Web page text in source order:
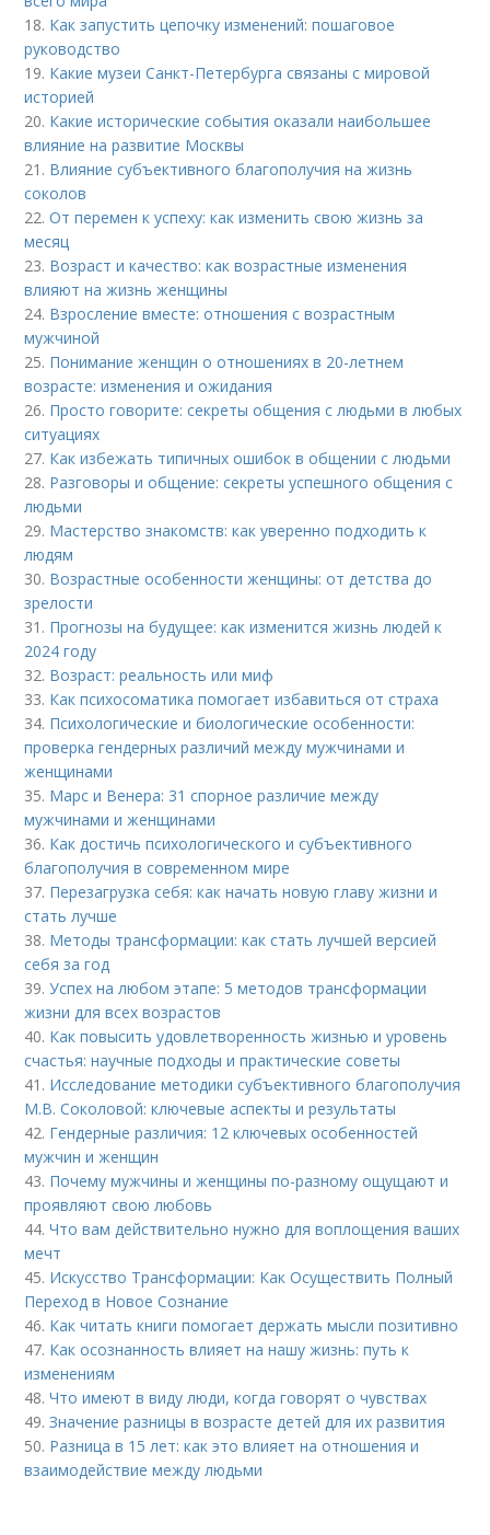
18. Как запустить цепочку изменений: пошаговое
руководство
19. Какие музеи Санкт-Петербурга связаны с мировой
историей
20. Какие исторические события оказали наибольшее
влияние на развитие Москвы
21. Влияние субъективного благополучия на жизнь
соколов
22.От перемен к успеху: как изменить свою жизнь за
месяц
23. Возраст и качество: как возрастные изменения
влияют на жизнь женщины
24. Взросление вместе: отношения с возрастным
мужчиной
25. Понимание женщин о отношениях в 20-летнем
возрасте: изменения и ожидания
26. Просто говорите: секреты общения с людьми в любых
ситуациях
27. Как избежать типичных ошибок в общении с людьми
28. Разговоры и общение: секреты успешного общения с
людьми
29. Мастерство знакомств: как уверенно подходить к
людям
30. Возрастные особенности женщины: от детства до
зрелости
31. Прогнозы на будущее: как изменится жизнь людей к
2024 году
32. Возраст: реальность или миф
33. Как психосоматика помогает избавиться от страха
34. Психологические и биологические особенности:
проверка гендерных различий между мужчинами и
женщинами
35. Марс и Венера: 31 спорное различие между
мужчинами и женщинами
36. Как достичь психологического и субъективного
благополучия в современном мире
37. Перезагрузка себя: как начать новую главу жизни и
стать лучше
38. Методы трансформации: как стать лучшей версией
себя за год
39.Успех на любом этапе: 5 методов трансформации
жизни для всех возрастов
40. Как повысить удовлетворенность жизнью и уровень
счастья: научные подходы и практические советы
41. Исследование методики субъективного благополучия
М.В. Соколовой: ключевые аспекты и результаты
42. Гендерные различия: 12 ключевых особенностей
мужчин и женщин
43. Почему мужчины и женщины по-разному ощущают и
проявляют свою любовь
44.Что вам действительно нужно для воплощения ваших
мечт
45. Искусство Трансформации: Как Осуществить Полный
Переход в Новое Сознание
46. Как читать книги помогает держать мысли позитивно
47. Как осознанность влияет на нашу жизнь: путь к
изменениям
48.Что имеют в виду люди, когда говорят о чувствах
49.Значение разницы в возрасте детей для их развития
50. Разница в 15 лет: как это влияет на отношения и
взаимодействие между людьми